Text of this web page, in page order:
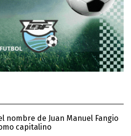
nombre de Juan Manuel Fangio
capitalino